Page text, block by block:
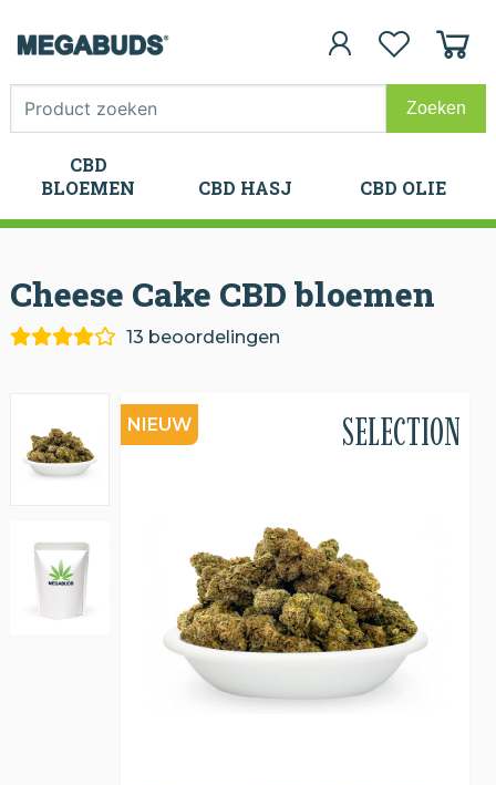
CBD
BLOEMEN
CBD HASJ CBD OLIE
CBD
BLOEMEN
CBD HASJ CBD OLIE
Cheese Cake CBD bloemen
13 beoordelingen
NIEUW SELECTION